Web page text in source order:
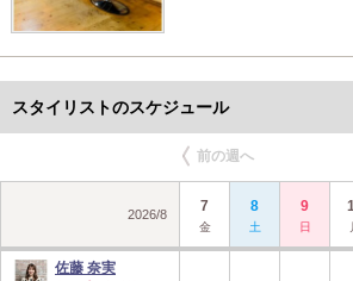
スタイリストのスケジュール
前の週へ
2026/8 7
金
8
土
9
日
佐藤 奈実